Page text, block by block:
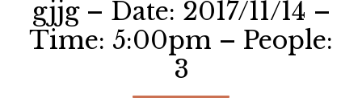
gjjg – Date: 2017/11/14 –
Time: 5:00pm – People:
3